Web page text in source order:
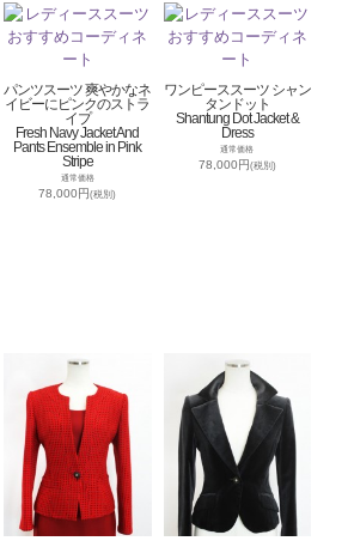
パンツスーツ 爽やかなネ
イビーにピンクのストラ
イプ
Fresh Navy Jacket And
Pants Ensemble in Pink
Stripe
通常価格
78,000円(税別)
ワンピーススーツ シャン
タンドット
Shantung Dot Jacket &
Dress
通常価格
78,000円(税別)